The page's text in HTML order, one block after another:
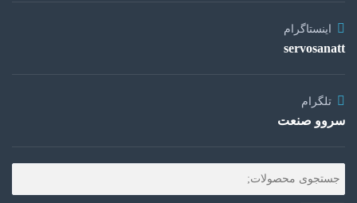
اینستاگرام
servosanatt
تلگرام
سروو صنعت